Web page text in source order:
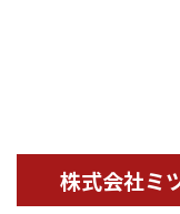
株式会社ミ